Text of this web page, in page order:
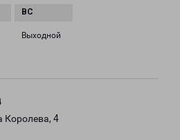
Выходной
Королева, 4